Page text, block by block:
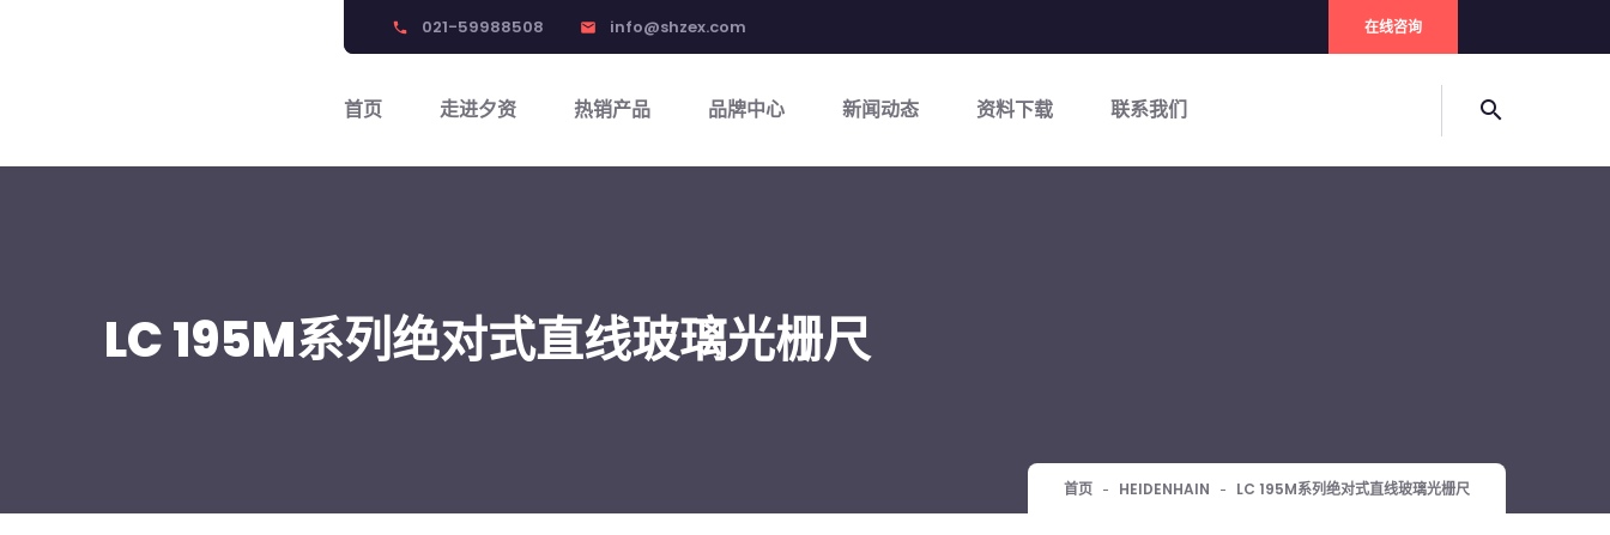
phone 021-59988508 email info@shzex.com 在线咨询
首页 走进夕资 热销产品 品牌中心 新闻动态 资料下载 联系我们 search
LC 195M系列绝对式直线玻璃光栅尺
首页 HEIDENHAIN LC 195M系列绝对式直线玻璃光栅尺